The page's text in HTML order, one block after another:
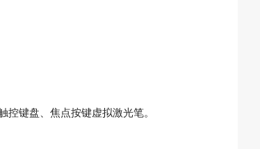
键盘、焦点按键虚拟激光笔。